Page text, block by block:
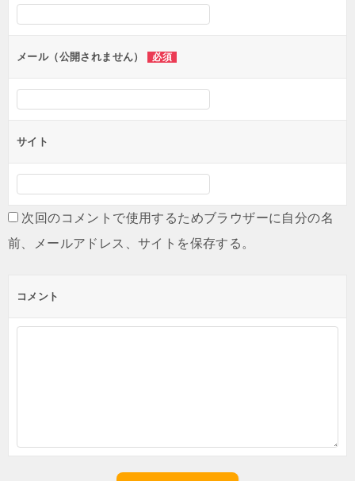
メール（公開されません） 必須
サイト
次回のコメントで使用するためブラウザーに自分の名
前、メールアドレス、サイトを保存する。
コメント